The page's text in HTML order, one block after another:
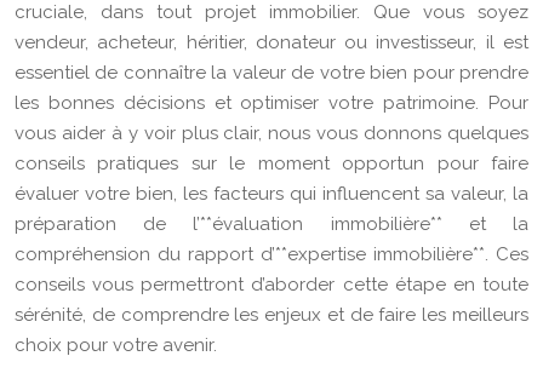
cruciale, dans tout projet immobilier. Que vous soyez
vendeur, acheteur, héritier, donateur ou investisseur, il est
essentiel de connaître la valeur de votre bien pour prendre
les bonnes décisions et optimiser votre patrimoine. Pour
vous aider à y voir plus clair, nous vous donnons quelques
conseils pratiques sur le moment opportun pour faire
évaluer votre bien, les facteurs qui influencent sa valeur, la
préparation de l’**évaluation immobilière** et la
compréhension du rapport d’**expertise immobilière**. Ces
conseils vous permettront d’aborder cette étape en toute
sérénité, de comprendre les enjeux et de faire les meilleurs
choix pour votre avenir.